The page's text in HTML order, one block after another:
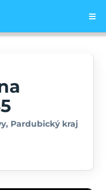
Pardubický kraj